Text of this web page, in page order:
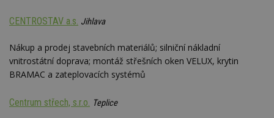
CENTROSTAV a.s. Jihlava
Nákup a prodej stavebních materiálů; silniční nákladní
vnitrostátní doprava; montáž střešních oken VELUX, krytin
BRAMAC a zateplovacích systémů
Centrum střech, s.r.o. Teplice